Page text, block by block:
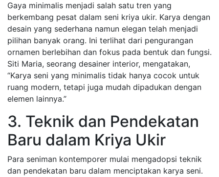
Gaya minimalis menjadi salah satu tren yang
berkembang pesat dalam seni kriya ukir. Karya dengan
desain yang sederhana namun elegan telah menjadi
pilihan banyak orang. Ini terlihat dari pengurangan
ornamen berlebihan dan fokus pada bentuk dan fungsi.
Siti Maria, seorang desainer interior, mengatakan,
“Karya seni yang minimalis tidak hanya cocok untuk
ruang modern, tetapi juga mudah dipadukan dengan
elemen lainnya.”
3. Teknik dan Pendekatan
Baru dalam Kriya Ukir
Para seniman kontemporer mulai mengadopsi teknik
dan pendekatan baru dalam menciptakan karya seni.